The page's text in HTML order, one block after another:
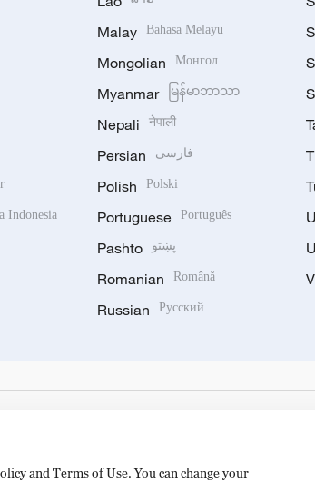
Indonesia
Malay Bahasa Melayu
Mongolian Монгол
Myanmar မြန်မာဘာသာ
Nepali नेपाली
Persian فارسی
Polish Polski
Portuguese Português
Pashto پښتو
Romanian Română
Russian Русский
and Terms of Use. You can change your